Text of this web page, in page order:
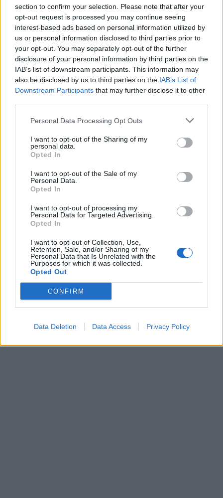
section to confirm your selection. Please note that after your
opt-out request is processed you may continue seeing
interest-based ads based on personal information utilized by
us or personal information disclosed to third parties prior to
your opt-out. You may separately opt-out of the further
disclosure of your personal information by third parties on the
IAB’s list of downstream participants. This information may
also be disclosed by us to third parties on the IAB’s List of
Downstream Participants that may further disclose it to other
Personal Data Processing Opt Outs
I want to opt-out of the Sharing of my
personal data.
Opted In
I want to opt-out of the Sale of my
Personal Data.
Opted In
I want to opt-out of processing my
Personal Data for Targeted Advertising.
Opted In
I want to opt-out of Collection, Use,
Retention, Sale, and/or Sharing of my
Personal Data that Is Unrelated with the
Purposes for which it was collected.
Opted Out
CONFIRM
Data Deletion Data Access Privacy Policy